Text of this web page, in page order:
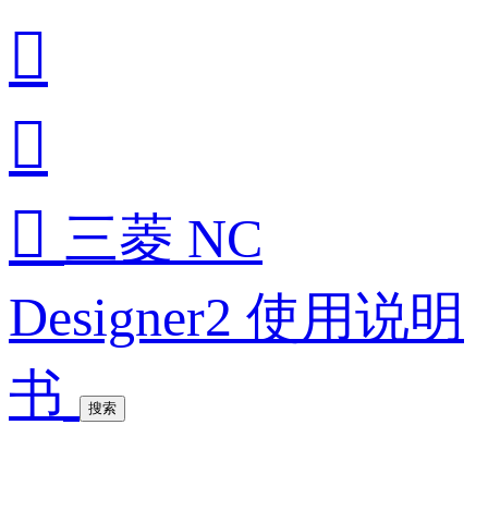


 三菱 NC
Designer2 使用说明
书
搜索